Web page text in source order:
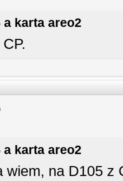
a karta areo2
a karta areo2
wiem, na D105 z